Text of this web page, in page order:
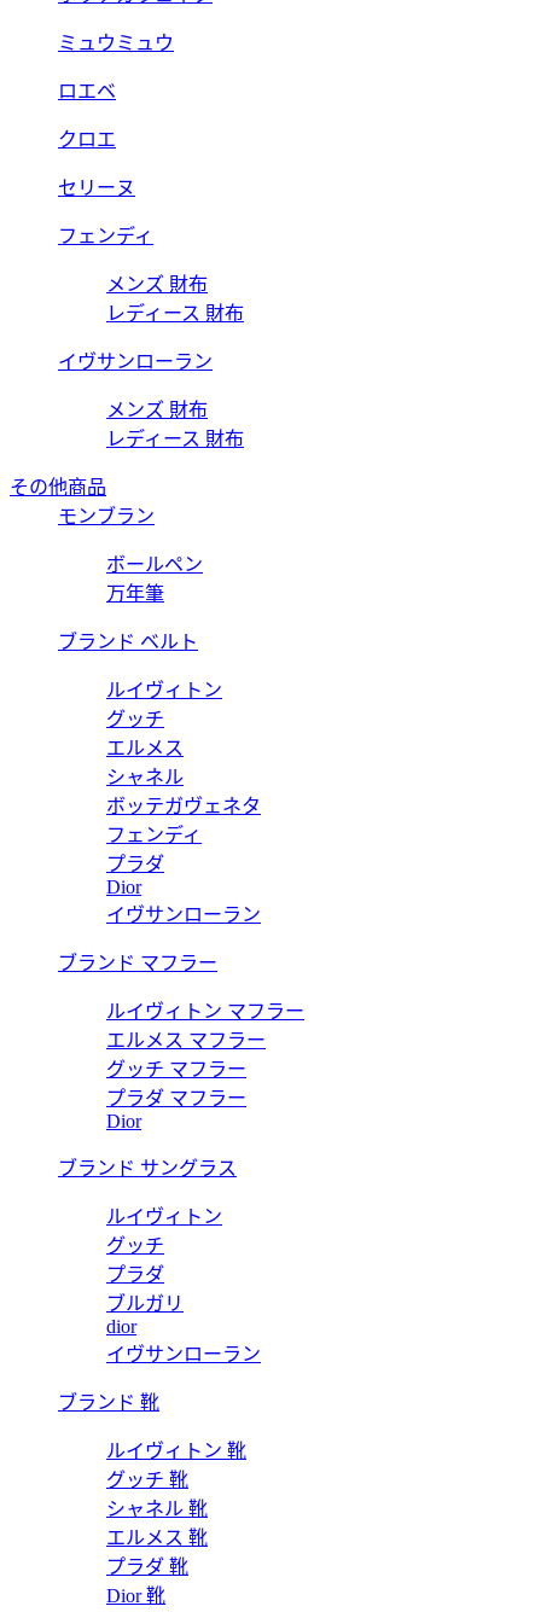
ミュウミュウ
ロエベ
クロエ
セリーヌ
フェンディ
メンズ 財布
レディース 財布
イヴサンローラン
メンズ 財布
レディース 財布
その他商品
モンブラン
ボールペン
万年筆
ブランド ベルト
ルイヴィトン
グッチ
エルメス
シャネル
ボッテガヴェネタ
フェンディ
プラダ
Dior
イヴサンローラン
ブランド マフラー
ルイヴィトン マフラー
エルメス マフラー
グッチ マフラー
プラダ マフラー
Dior
ブランド サングラス
ルイヴィトン
グッチ
プラダ
ブルガリ
dior
イヴサンローラン
ブランド 靴
ルイヴィトン 靴
グッチ 靴
シャネル 靴
エルメス 靴
プラダ 靴
Dior 靴